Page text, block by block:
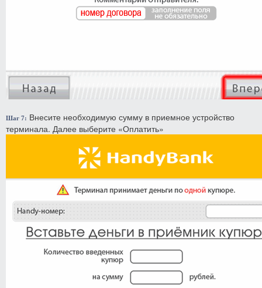
Шаг 7: Внесите необходимую сумму в приемное устройство
терминала. Далее выберите «Оплатить»